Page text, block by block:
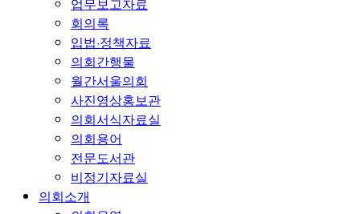
업무보고자료
회의록
입법·정책자료
의회간행물
월간서울의회
사진영상홍보관
의회서식자료실
의회용어
전문도서관
비정기자료실
의회소개